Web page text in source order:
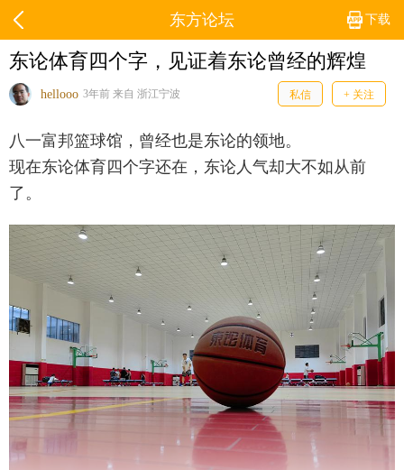
下载
东方论坛
东论体育四个字，见证着东论曾经的辉煌
hellooo 3年前 来自 浙江宁波 私信 + 关注
八一富邦篮球馆，曾经也是东论的领地。
现在东论体育四个字还在，东论人气却大不如从前
了。